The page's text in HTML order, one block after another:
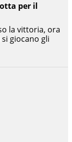
per il
la vittoria, ora
giocano gli